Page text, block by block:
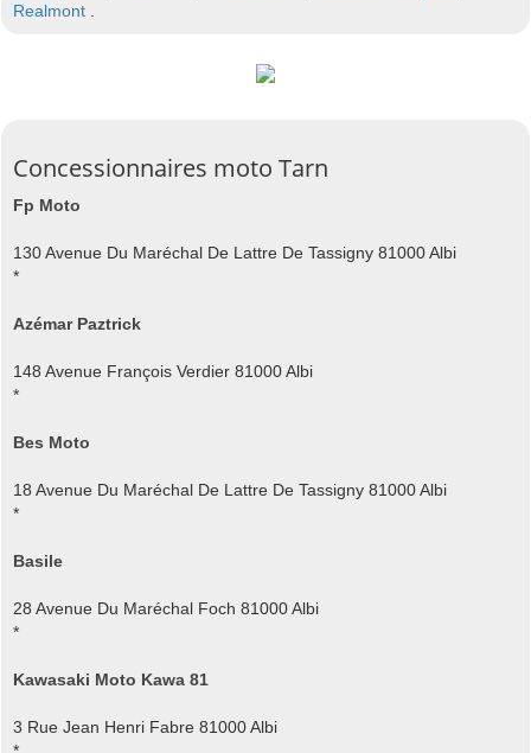
Realmont .
Concessionnaires moto Tarn
Fp Moto
130 Avenue Du Maréchal De Lattre De Tassigny 81000 Albi
*
Azémar Paztrick
148 Avenue François Verdier 81000 Albi
*
Bes Moto
18 Avenue Du Maréchal De Lattre De Tassigny 81000 Albi
*
Basile
28 Avenue Du Maréchal Foch 81000 Albi
*
Kawasaki Moto Kawa 81
3 Rue Jean Henri Fabre 81000 Albi